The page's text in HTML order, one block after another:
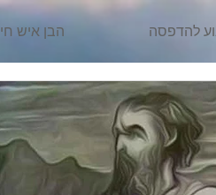
להדפסה הבן איש חי